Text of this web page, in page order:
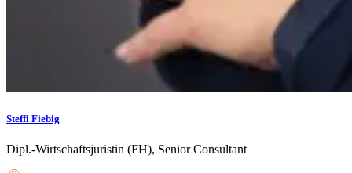
Steffi Fiebig
Dipl.-Wirtschaftsjuristin (FH), Senior Consultant